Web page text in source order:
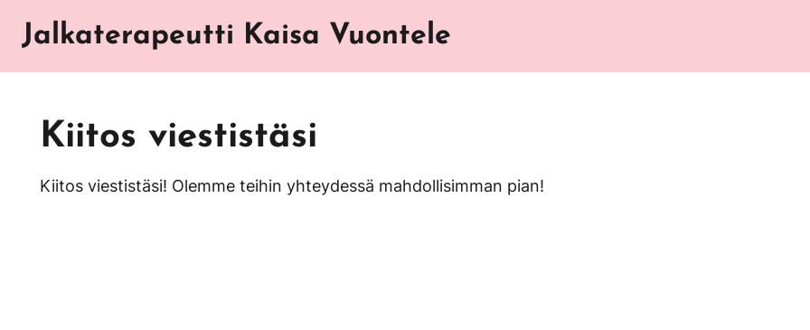
Jalkaterapeutti Kaisa Vuontele
Kiitos viestistäsi
Kiitos viestistäsi! Olemme teihin yhteydessä mahdollisimman pian!